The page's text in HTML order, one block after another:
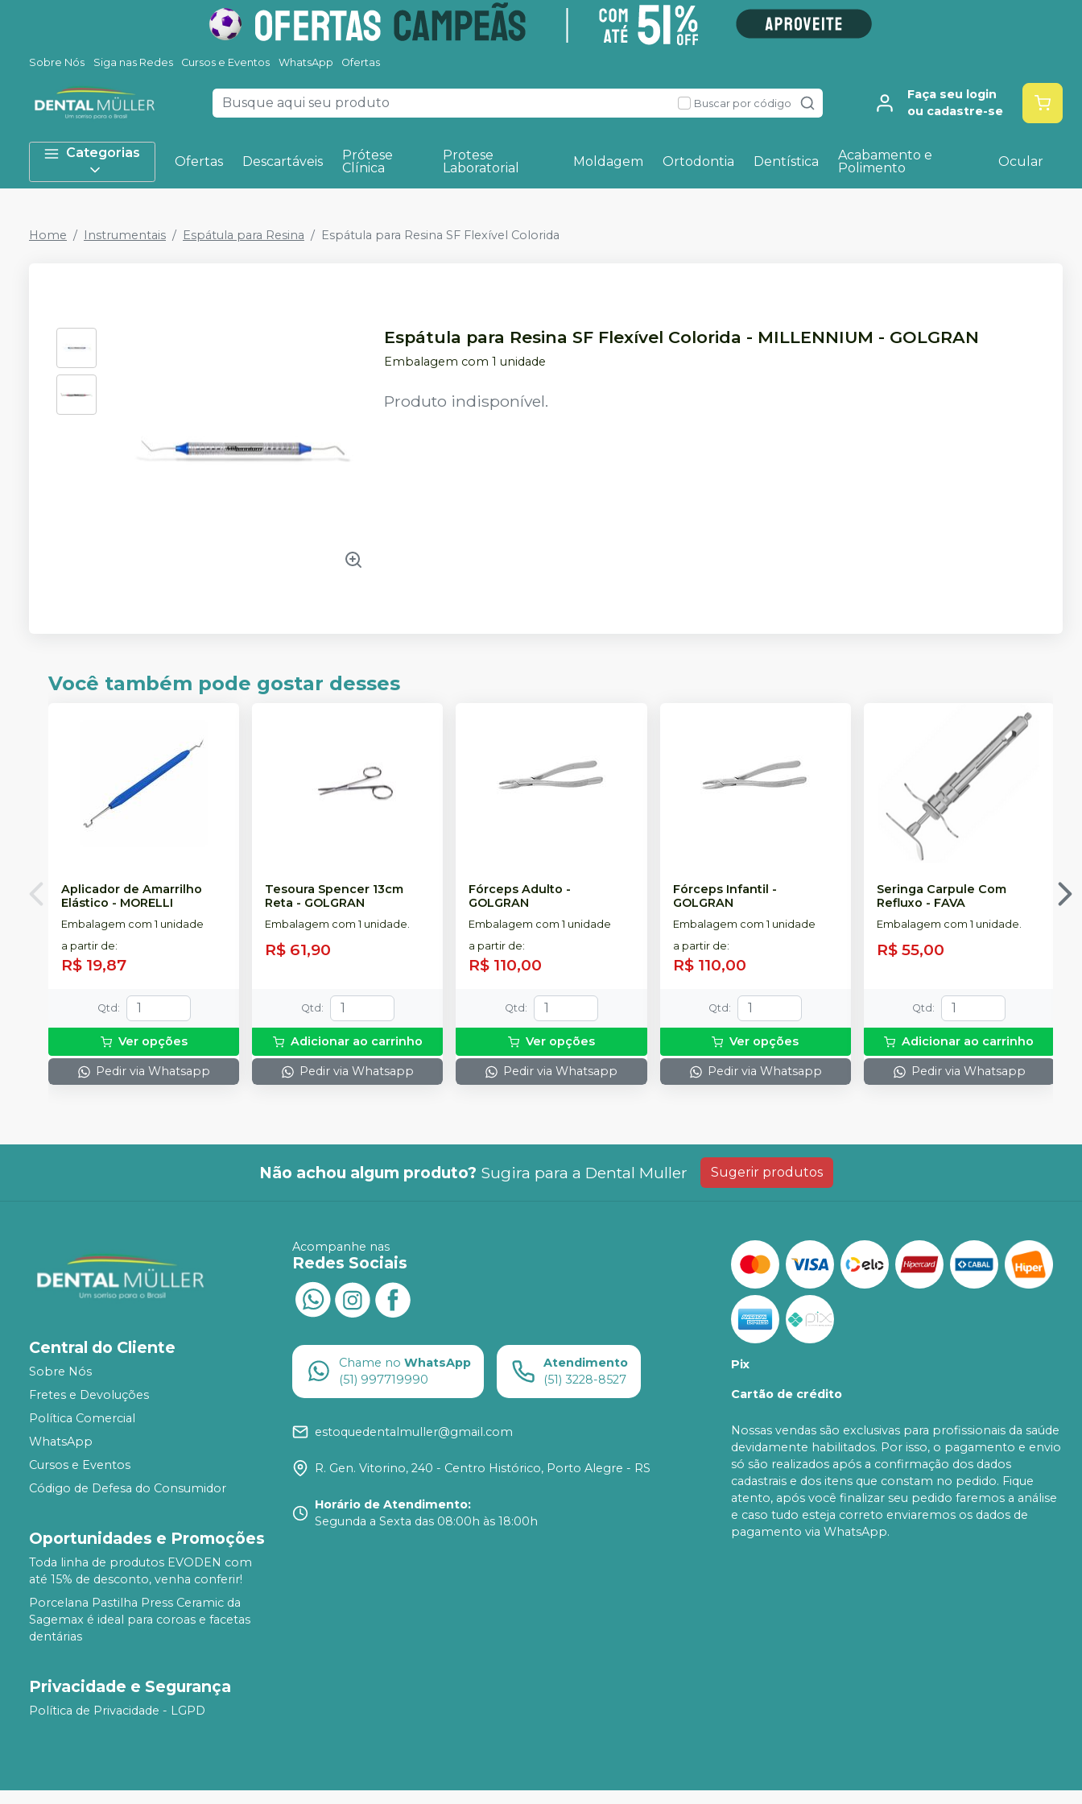
Sobre Nós Siga nas Redes Cursos e Eventos WhatsApp Ofertas
Buscar por código
Faça seu login
ou cadastre-se
Categorias
Ofertas Descartáveis
Prótese
Clínica
Protese
Laboratorial
Moldagem Ortodontia Dentística
Acabamento e
Polimento
Ocular
Home Instrumentais Espátula para Resina Espátula para Resina SF Flexível Colorida
Espátula para Resina SF Flexível Colorida - MILLENNIUM - GOLGRAN
Embalagem com 1 unidade
Produto indisponível.
Você também pode gostar desses
Aplicador de Amarrilho
Elástico - MORELLI
Embalagem com 1 unidade
a partir de:
R$ 19,87
Qtd :
Ver opções
Pedir via Whatsapp
Tesoura Spencer 13cm
Reta - GOLGRAN
Embalagem com 1 unidade.
R$ 61,90
Qtd :
Adicionar ao carrinho
Pedir via Whatsapp
Fórceps Adulto -
GOLGRAN
Embalagem com 1 unidade
a partir de:
R$ 110,00
Qtd :
Ver opções
Pedir via Whatsapp
Fórceps Infantil -
GOLGRAN
Embalagem com 1 unidade
a partir de:
R$ 110,00
Qtd :
Ver opções
Pedir via Whatsapp
Seringa Carpule Com
Refluxo - FAVA
Embalagem com 1 unidade.
R$ 55,00
Qtd :
Adicionar ao carrinho
Pedir via Whatsapp
Não achou algum produto? Sugira para a Dental Muller Sugerir produtos
Central do Cliente
Sobre Nós
Fretes e Devoluções
Política Comercial
WhatsApp
Cursos e Eventos
Código de Defesa do Consumidor
Oportunidades e Promoções
Toda linha de produtos EVODEN com
até 15% de desconto, venha conferir!
Porcelana Pastilha Press Ceramic da
Sagemax é ideal para coroas e facetas
dentárias
Privacidade e Segurança
Política de Privacidade - LGPD
Acompanhe nas
Redes Sociais
Chame no WhatsApp
(51) 997719990
Atendimento
(51) 3228-8527
estoquedentalmuller@gmail.com
R. Gen. Vitorino, 240 - Centro Histórico, Porto Alegre - RS
Horário de Atendimento:
Segunda a Sexta das 08:00h às 18:00h
Pix
Cartão de crédito
Nossas vendas são exclusivas para profissionais da saúde
devidamente habilitados. Por isso, o pagamento e envio
só são realizados após a confirmação dos dados
cadastrais e dos itens que constam no pedido. Fique
atento, após você finalizar seu pedido faremos a análise
e caso tudo esteja correto enviaremos os dados de
pagamento via WhatsApp.